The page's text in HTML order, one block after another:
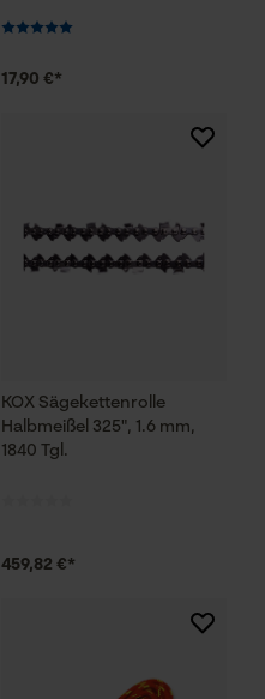
17,90 €*
KOX Sägekettenrolle
Halbmeißel 325", 1.6 mm,
1840 Tgl.
459,82 €*